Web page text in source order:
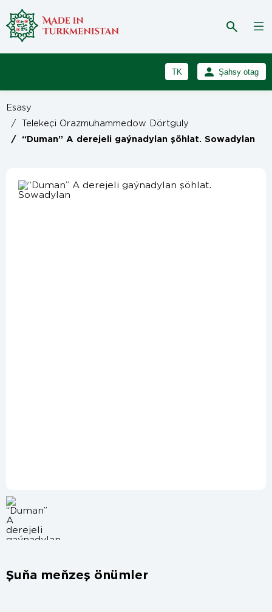
TK
RU
Şahsy otag
Esasy
/ Telekeçi Orazmuhammedow Dörtguly
/ “Duman” A derejeli gaýnadylan şöhlat. Sowadylan
Şuňa meňzeş önümler